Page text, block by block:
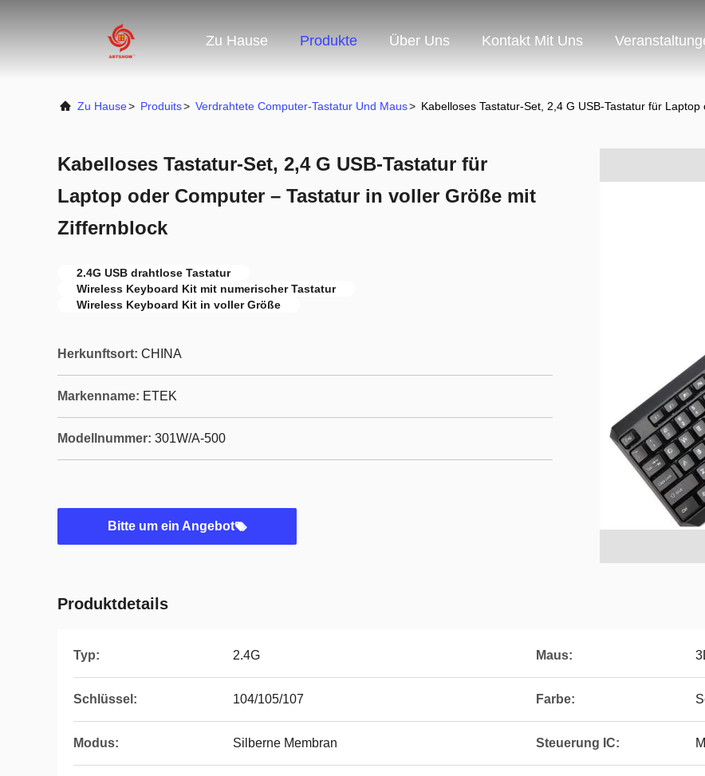
Zu Hause Produkte Über Uns Kontakt Mit Uns
Zu Hause> Produits> Verdrahtete Computer-Tastatur Und Maus> Kabelloses Tastatur-Set, 2,4 G USB-Tastatur für
Kabelloses Tastatur-Set, 2,4 G USB-Tastatur für
Laptop oder Computer – Tastatur in voller Größe mit
Ziffernblock
2.4G USB drahtlose Tastatur
Wireless Keyboard Kit mit numerischer Tastatur
Wireless Keyboard Kit in voller Größe
Herkunftsort: CHINA
Markenname: ETEK
Modellnummer: 301W/A-500
Bitte um ein Angebot
Produktdetails
Typ: 2.4G Maus:
Schlüssel: 104/105/107 Farbe:
Modus: Silberne Membran Steuerung IC: